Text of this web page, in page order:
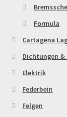
My Profile
Newsletter
Order
Formula
Cartagena
Dichtungen
Elektrik
Federbein
Felgen